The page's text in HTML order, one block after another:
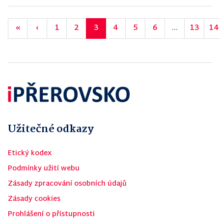
« ‹ 1 2 3 4 5 6 ... 13 14
Užitečné odkazy
Etický kodex
Podmínky užití webu
Zásady zpracování osobních údajů
Zásady cookies
Prohlášení o přístupnosti